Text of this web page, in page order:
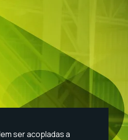
ser acopladas a